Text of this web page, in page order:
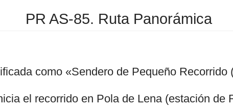
PR AS-85. Ruta Panorámica
como «Sendero de Pequeño Recorrido
el recorrido en Pola de Lena (estación de